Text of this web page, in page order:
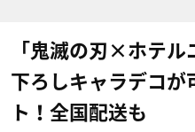
「鬼滅の刃×ホテル
下ろしキャラデコが
ト！全国配送も